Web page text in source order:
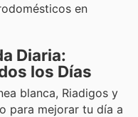
en
Diaria:
los Días
blanca, Riadigos y
para mejorar tu día a